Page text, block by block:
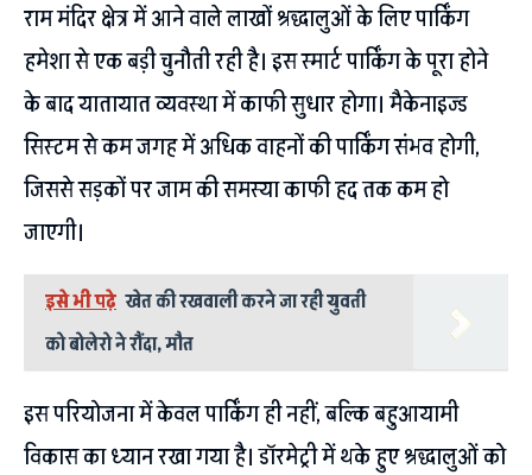
राम मंदिर क्षेत्र में आने वाले लाखों श्रद्धालुओं के लिए पार्किंग
हमेशा से एक बड़ी चुनौती रही है। इस स्मार्ट पार्किंग के पूरा होने
के बाद यातायात व्यवस्था में काफी सुधार होगा। मैकेनाइज्ड
सिस्टम से कम जगह में अधिक वाहनों की पार्किंग संभव होगी,
जिससे सड़कों पर जाम की समस्या काफी हद तक कम हो
जाएगी।
इसे भी पढ़े खेत की रखवाली करने जा रही युवती
को बोलेरो ने रौंदा, मौत
इस परियोजना में केवल पार्किंग ही नहीं, बल्कि बहुआयामी
विकास का ध्यान रखा गया है। डॉरमेट्री में थके हुए श्रद्धालुओं को